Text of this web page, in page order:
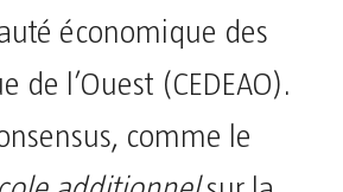
économique des
de l’Ouest (CEDEAO).
comme le